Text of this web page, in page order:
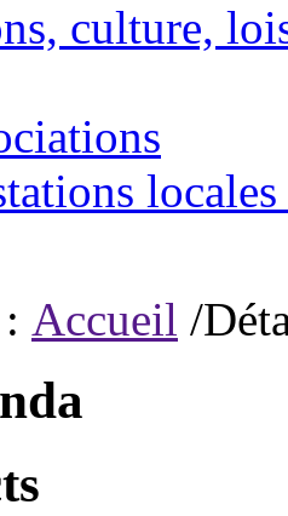
culture,
locales
Accueil /